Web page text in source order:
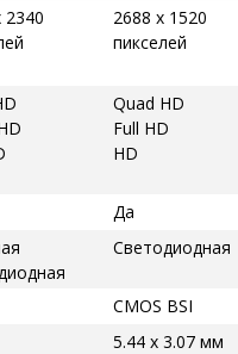
2340
2688 x 1520
пикселей
Quad HD
Full HD
HD
Да
Светодиодная
CMOS BSI
5.44 x 3.07 мм